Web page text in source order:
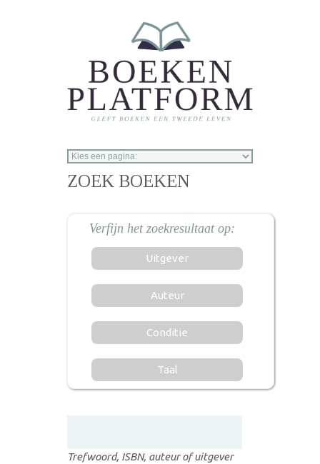
ZOEK BOEKEN
Uitgever
Auteur
Conditie
Taal
Trefwoord, ISBN, auteur of uitgever